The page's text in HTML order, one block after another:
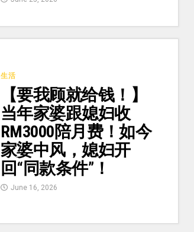
生活
【要我顾就给钱！】
当年家婆跟媳妇收
RM3000陪月费！如今
家婆中风，媳妇开
回“同款条件”！
June 16, 2026